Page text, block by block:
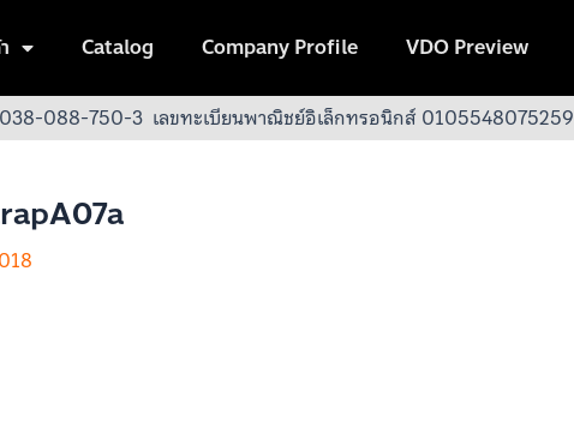
Catalog Company Profile VDO Preview
088-750-3 เลขทะเบียนพาณิชย์อิเล็กทรอนิกส์ 0105548075259